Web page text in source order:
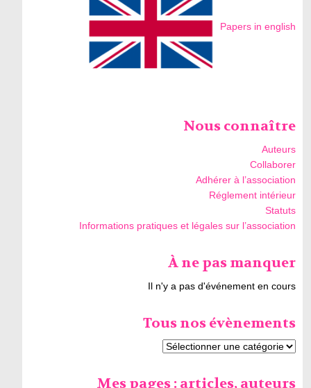
Papers in english
Nous connaître
Auteurs
Collaborer
Adhérer à l’association
Réglement intérieur
Statuts
Informations pratiques et légales sur l’association
À ne pas manquer
Il n'y a pas d'événement en cours
Tous nos évènements
Mes pages : articles, auteurs